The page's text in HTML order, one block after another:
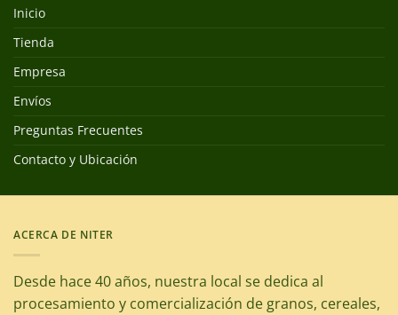
Inicio
Tienda
Empresa
Envíos
Preguntas Frecuentes
Contacto y Ubicación
ACERCA DE NITER
Desde hace 40 años, nuestra local se dedica al
procesamiento y comercialización de granos, cereales,